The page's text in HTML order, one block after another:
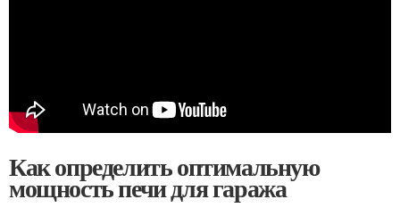
Как определить оптимальную
мощность печи для гаража